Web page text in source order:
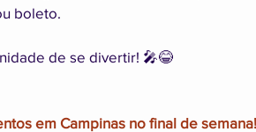
boleto.
de se divertir! 🎤😂
em Campinas no final de